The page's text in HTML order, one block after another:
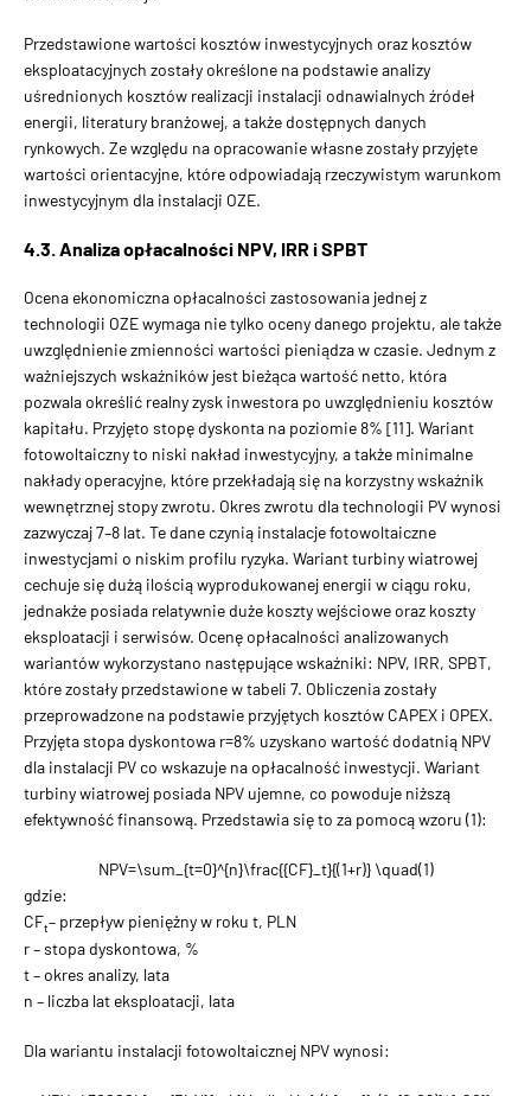
Przedstawione wartości kosztów inwestycyjnych oraz kosztów
eksploatacyjnych zostały określone na podstawie analizy
uśrednionych kosztów realizacji instalacji odnawialnych źródeł
energii, literatury branżowej, a także dostępnych danych
rynkowych. Ze względu na opracowanie własne zostały przyjęte
wartości orientacyjne, które odpowiadają rzeczywistym warunkom
inwestycyjnym dla instalacji OZE.
4.3. Analiza opłacalności NPV, IRR i SPBT
Ocena ekonomiczna opłacalności zastosowania jednej z
technologii OZE wymaga nie tylko oceny danego projektu, ale także
uwzględnienie zmienności wartości pieniądza w czasie. Jednym z
ważniejszych wskaźników jest bieżąca wartość netto, która
pozwala określić realny zysk inwestora po uwzględnieniu kosztów
kapitału. Przyjęto stopę dyskonta na poziomie 8% [11]. Wariant
fotowoltaiczny to niski nakład inwestycyjny, a także minimalne
nakłady operacyjne, które przekładają się na korzystny wskaźnik
wewnętrznej stopy zwrotu. Okres zwrotu dla technologii PV wynosi
zazwyczaj 7–8 lat. Te dane czynią instalacje fotowoltaiczne
inwestycjami o niskim profilu ryzyka. Wariant turbiny wiatrowej
cechuje się dużą ilością wyprodukowanej energii w ciągu roku,
jednakże posiada relatywnie duże koszty wejściowe oraz koszty
eksploatacji i serwisów. Ocenę opłacalności analizowanych
wariantów wykorzystano następujące wskaźniki: NPV, IRR, SPBT,
które zostały przedstawione w tabeli 7. Obliczenia zostały
przeprowadzone na podstawie przyjętych kosztów CAPEX i OPEX.
Przyjęta stopa dyskontowa r=8% uzyskano wartość dodatnią NPV
dla instalacji PV co wskazuje na opłacalność inwestycji. Wariant
turbiny wiatrowej posiada NPV ujemne, co powoduje niższą
efektywność finansową. Przedstawia się to za pomocą wzoru (1):
NPV=\sum_{t=0}^{n}\frac{{CF}_t}{(1+r)} \quad(1)
gdzie:
CFt– przepływ pieniężny w roku t, PLN
r – stopa dyskontowa, %
t – okres analizy, lata
n – liczba lat eksploatacji, lata
Dla wariantu instalacji fotowoltaicznej NPV wynosi: